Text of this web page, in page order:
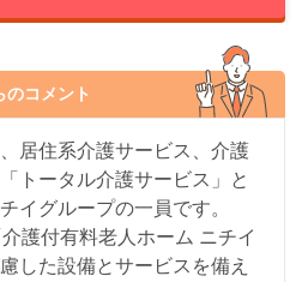
のコメント
居住系介護サービス、介護
トータル介護サービス」と
イグループの一員です。
護付有料老人ホーム ニチイ
した設備とサービスを備え